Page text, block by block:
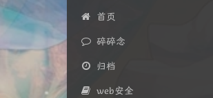
首页
碎碎念
归档
web安全